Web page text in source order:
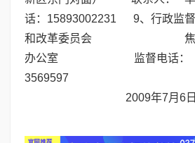
话：15893002231 9、行政监督
和改革委员会 焦作市
办公室 监督电话：
2009年7月6日（